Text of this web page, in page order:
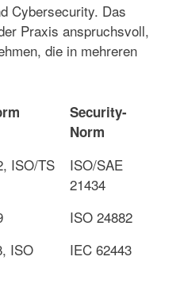
Cybersecurity. Das
Praxis anspruchsvoll,
die in mehreren
Security-
Norm
ISO/TS
ISO/SAE
21434
ISO 24882
ISO
IEC 62443